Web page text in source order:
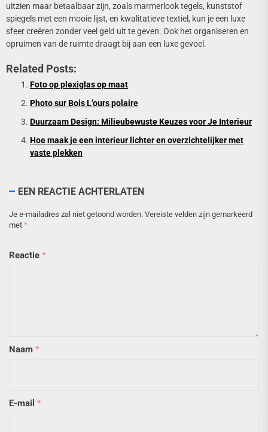
uitzien maar betaalbaar zijn, zoals marmerlook tegels, kunststof
spiegels met een mooie lijst, en kwalitatieve textiel, kun je een luxe
sfeer creëren zonder veel geld uit te geven. Ook het organiseren en
opruimen van de ruimte draagt bij aan een luxe gevoel.
Related Posts:
Foto op plexiglas op maat
Photo sur Bois L’ours polaire
Duurzaam Design: Milieubewuste Keuzes voor Je Interieur
Hoe maak je een interieur lichter en overzichtelijker met
vaste plekken
EEN REACTIE ACHTERLATEN
Je e-mailadres zal niet getoond worden. Vereiste velden zijn gemarkeerd
met *
Reactie *
Naam *
E-mail *